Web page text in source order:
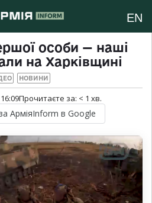
EN
особи — наші
на Харківщині
НОВИНИ
Прочитаєте за: < 1 хв.
АрміяInform в Google